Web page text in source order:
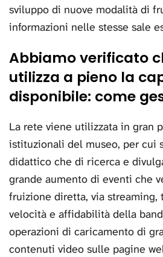
sviluppo di nuove modalità di
informazioni nelle stesse sale
Abbiamo verificato
utilizza a pieno la
disponibile: come
La rete viene utilizzata in gran
istituzionali del museo, per cui
didattico che di ricerca e
grande aumento di eventi che
fruizione diretta, via streaming,
velocità e affidabilità della
operazioni di caricamento di
contenuti video sulle pagine